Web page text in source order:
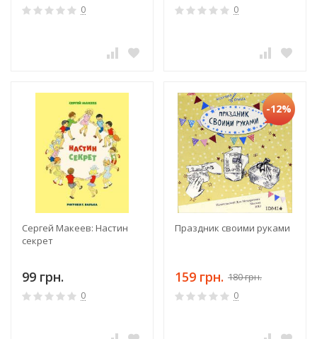
0 0
Сергей Макеев: Настин
секрет
99 грн.
0
-12%
Праздник своими руками
159 грн. 180 грн.
0